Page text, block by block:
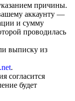
причины.
аккаунту —
и сумму
проводилась
выписку из
.
согласится
будет